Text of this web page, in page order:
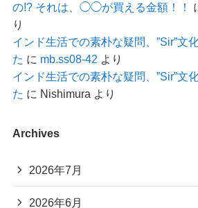
の!? それは、◯◯が買える金額！！
り
インド生活での素朴な疑問、”Sir”文
た に mb.ss08-42 より
インド生活での素朴な疑問、”Sir”文
た に Nishimura より
Archives
2026年7月
2026年6月